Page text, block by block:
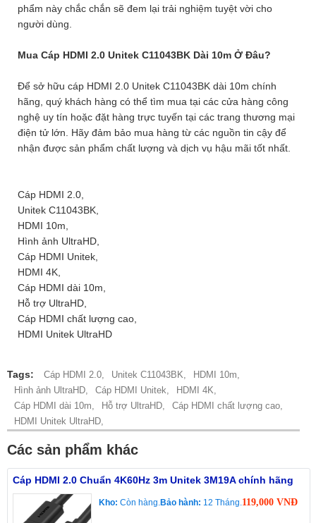
phẩm này chắc chắn sẽ đem lại trải nghiệm tuyệt vời cho
người dùng.
Mua Cáp HDMI 2.0 Unitek C11043BK Dài 10m Ở Đâu?
Để sở hữu cáp HDMI 2.0 Unitek C11043BK dài 10m chính
hãng, quý khách hàng có thể tìm mua tại các cửa hàng công
nghệ uy tín hoặc đặt hàng trực tuyến tại các trang thương mại
điện tử lớn. Hãy đảm bảo mua hàng từ các nguồn tin cậy để
nhận được sản phẩm chất lượng và dịch vụ hậu mãi tốt nhất.
Cáp HDMI 2.0,
Unitek C11043BK,
HDMI 10m,
Hình ảnh UltraHD,
Cáp HDMI Unitek,
HDMI 4K,
Cáp HDMI dài 10m,
Hỗ trợ UltraHD,
Cáp HDMI chất lượng cao,
HDMI Unitek UltraHD
Tags: Cáp HDMI 2.0, Unitek C11043BK,
HDMI 10m,
Hình ảnh UltraHD,
Cáp HDMI Unitek,
HDMI 4K,
Cáp HDMI dài 10m,
Hỗ trợ UltraHD,
Cáp HDMI chất lượng cao,
HDMI Unitek UltraHD,
Các sản phẩm khác
Cáp HDMI 2.0 Chuẩn 4K60Hz 3m Unitek 3M19A chính hãng
Kho: Còn hàng.Bảo hành: 12 Tháng.119,000 VNĐ